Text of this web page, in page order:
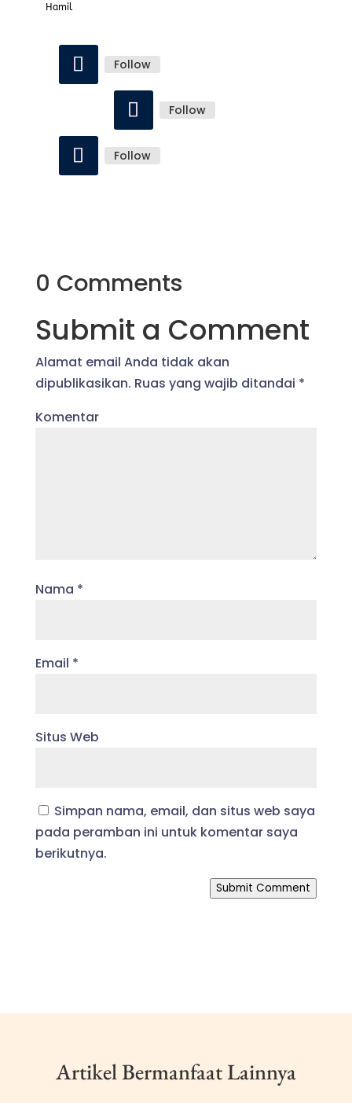
Hamil
Follow
Follow
Follow
0 Comments
Submit a Comment
Alamat email Anda tidak akan
dipublikasikan. Ruas yang wajib ditandai *
Komentar
Nama *
Email *
Situs Web
Simpan nama, email, dan situs web saya
pada peramban ini untuk komentar saya
berikutnya.
Submit Comment
Artikel Bermanfaat Lainnya